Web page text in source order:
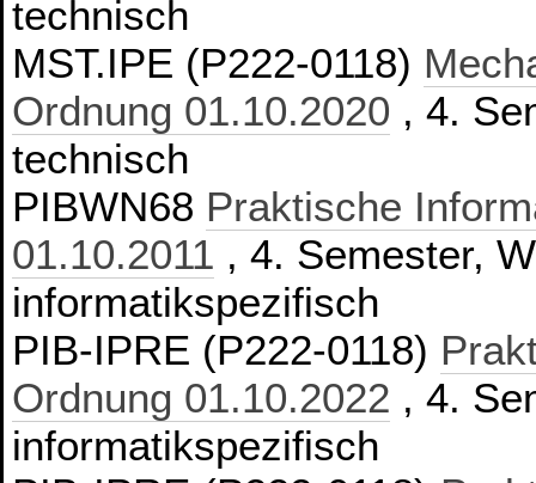
technisch
MST.IPE (P222-0118)
Ordnung 01.10.2020 , 4.
technisch
PIBWN68 Praktische
01.10.2011 , 4. Semester,
informatikspezifisch
PIB-IPRE (P222-0118)
Ordnung 01.10.2022 , 4.
informatikspezifisch